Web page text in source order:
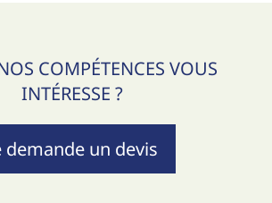
COMPÉTENCES VOUS
INTÉRESSE ?
demande un devis